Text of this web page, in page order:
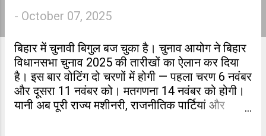
- October 07, 2025
बिहार में चुनावी बिगुल बज चुका है। चुनाव आयोग ने बिहार
विधानसभा चुनाव 2025 की तारीखों का ऐलान कर दिया
है। इस बार वोटिंग दो चरणों में होगी — पहला चरण 6 नवंबर
और दूसरा 11 नवंबर को। मतगणना 14 नवंबर को होगी।
यानी अब पूरी राज्य मशीनरी, राजनीतिक पार्टियां और